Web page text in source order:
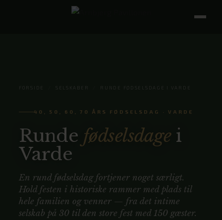
FORSIDE SELSKABER RUNDE FØDSELSDAGE I VARDE
40, 50, 60, 70 ÅRS FØDSELSDAG · VARDE
Runde fødselsdagei
Varde
En rund fødselsdag fortjener noget særligt.
Hold festen i historiske rammer med plads til
hele familien og venner — fra det intime
selskab på 30 til den store fest med 150 gæster.